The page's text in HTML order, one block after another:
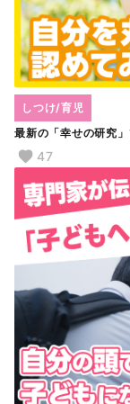
最新の「幸せの研究
しつけ/育児
47